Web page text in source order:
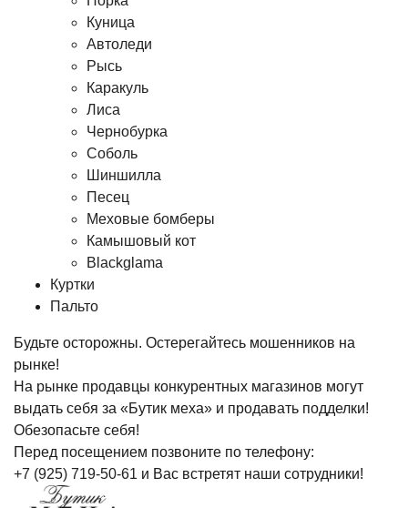
Куница
Автоледи
Рысь
Каракуль
Лиса
Чернобурка
Соболь
Шиншилла
Песец
Меховые бомберы
Камышовый кот
Blackglama
Куртки
Пальто
Будьте осторожны. Остерегайтесь мошенников на
рынке!
На рынке продавцы конкурентных магазинов могут
выдать себя за «Бутик меха» и продавать подделки!
Обезопасьте себя!
Перед посещением позвоните по телефону:
+7 (925) 719-50-61 и Вас встретят наши сотрудники!